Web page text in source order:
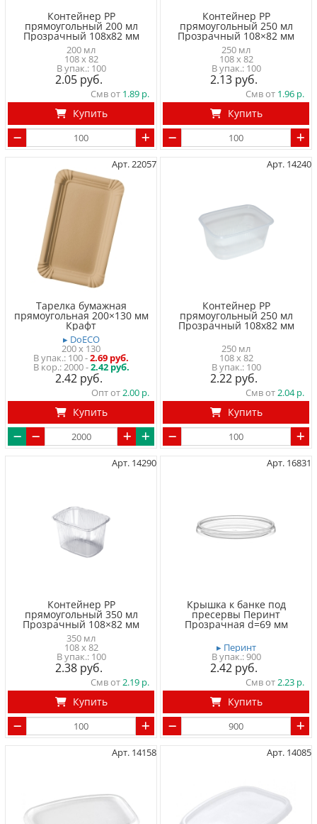
Контейнер PP
прямоугольный 200 мл
Прозрачный 108x82 мм
200 мл
108 x 82
100
2.05
Смв от 1.89
Купить
Контейнер PP
прямоугольный 250 мл
Прозрачный 108×82 мм
250 мл
108 x 82
100
2.13
Смв от 1.96
Купить
Арт. 22057
Тарелка бумажная
прямоугольная 200×130 мм
Крафт
▸ DoECO
200 x 130
100-2.69 руб.
2000 -2.42 руб.
2.42
Опт от2.00
Купить
Арт. 14240
Контейнер PP
прямоугольный 250 мл
Прозрачный 108x82 мм
250 мл
108 x 82
100
2.22
Смв от2.04
Купить
Арт. 14290
Контейнер PP
прямоугольный 350 мл
Прозрачный 108×82 мм
350 мл
108 x 82
100
2.38
Смв от2.19
Купить
Арт. 16831
Крышка к банке под
пресервы Перинт
Прозрачная d=69 мм
▸ Перинт
900
2.42
Смв от2.23
Купить
Арт. 14158 Арт. 14085